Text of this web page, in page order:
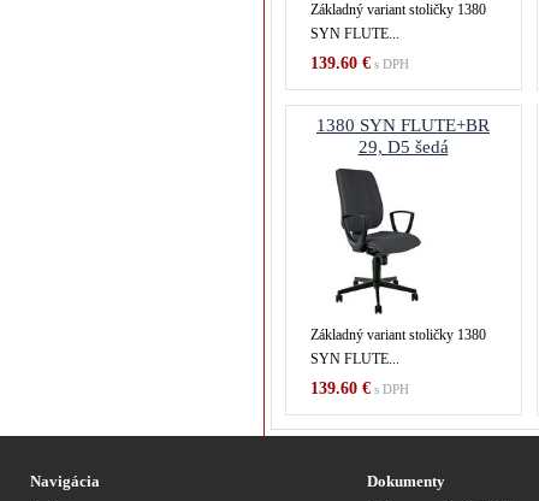
Základný variant stoličky 1380
SYN FLUTE...
139.60 €s DPH
1380 SYN FLUTE+BR
29, D5 šedá
Základný variant stoličky 1380
SYN FLUTE...
139.60 €s DPH
Navigácia
Dokumenty